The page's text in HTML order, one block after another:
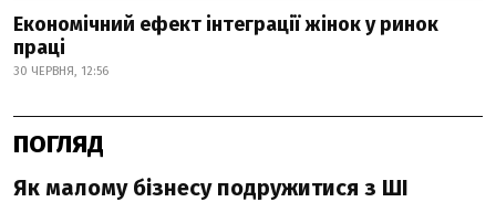
Економічний ефект інтеграції жінок у ринок
праці
30 ЧЕРВНЯ, 12:56
ПОГЛЯД
Як малому бізнесу подружитися з ШІ